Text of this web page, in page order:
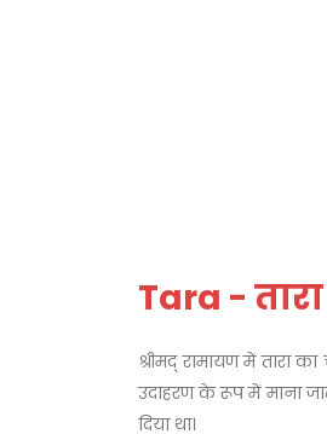
Tara - तारा
श्रीमद् रामायण में तारा
उदाहरण के रूप में माना
दिया था।